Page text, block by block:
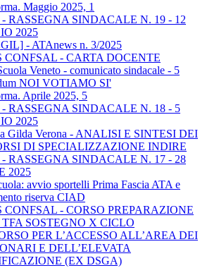
Maggio 2025, 1
RASSEGNA SINDACALE N. 19 - 12
2025
- ATAnews n. 3/2025
CONFSAL - CARTA DOCENTE
Veneto - comunicato sindacale - 5
NOI VOTIAMO SI'
Aprile 2025, 5
RASSEGNA SINDACALE N. 18 - 5
2025
Gilda Verona - ANALISI E SINTESI DEI
DI SPECIALIZZAZIONE INDIRE
RASSEGNA SINDACALE N. 17 - 28
2025
avvio sportelli Prima Fascia ATA e
riserva CIAD
CONFSAL - CORSO PREPARAZIONE
TFA SOSTEGNO X CICLO
PER L’ACCESSO ALL’AREA DEI
E DELL’ELEVATA
(EX DSGA)